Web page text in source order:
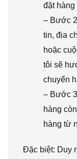
đặt
– Bước
tin, địa
hoặc
tôi sẽ
chuyển
– Bước
hàng
hàng từ
Đặc biệt: Duy